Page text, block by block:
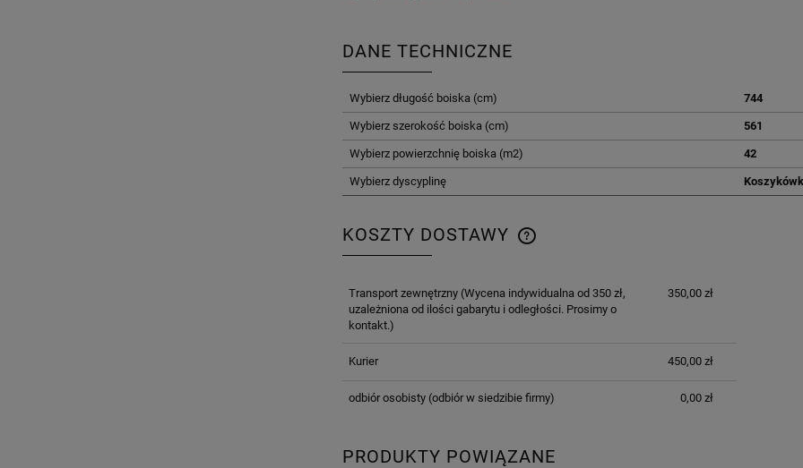
DANE TECHNICZNE
Wybierz długość boiska (cm) 744
Wybierz szerokość boiska (cm) 561
Wybierz powierzchnię boiska (m2) 42
Wybierz dyscyplinę
KOSZTY DOSTAWY
KOSZTÓW PŁATNOŚCI
Transport zewnętrzny(Wycena indywidualna od 350 zł,
uzależniona od ilości gabarytu i odległości. Prosimy o
kontakt.)
350,00 zł
Kurier 450,00 zł
odbiór osobisty(odbiór w siedzibie firmy) 0,00 zł
PRODUKTY POWIĄZANE